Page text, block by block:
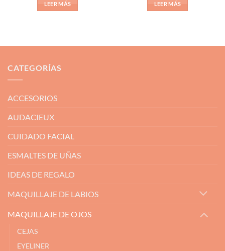
LEER MÁS LEER MÁS
CATEGORÍAS
ACCESORIOS
AUDACIEUX
CUIDADO FACIAL
ESMALTES DE UÑAS
IDEAS DE REGALO
MAQUILLAJE DE LABIOS
MAQUILLAJE DE OJOS
CEJAS
EYELINER